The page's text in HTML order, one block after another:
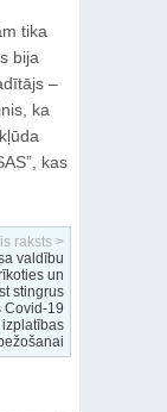
tika
bija
–
ka
kas
raksts >
valdību
un
stingrus
Covid-19
izplatības